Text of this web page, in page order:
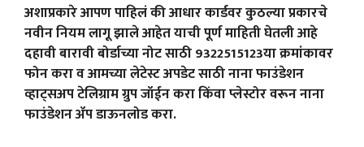
अशाप्रकारे आपण पाहिलं की आधार कार्डवर कुठल्या प्रकारचे
नवीन नियम लागू झाले आहेत याची पूर्ण माहिती घेतली आहे
दहावी बारावी बोर्डाच्या नोट साठी 9322515123या क्रमांकावर
फोन करा व आमच्या लेटेस्ट अपडेट साठी नाना फाउंडेशन
व्हाट्सअप टेलिग्राम ग्रुप जॉईन करा किंवा प्लेस्टोर वरून नाना
फाउंडेशन ॲप डाऊनलोड करा.